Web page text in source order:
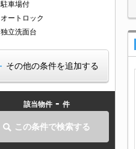
駐車場付
オートロック
独立洗面台
その他の条件を追加する
該当物件 - 件
この条件で検索する